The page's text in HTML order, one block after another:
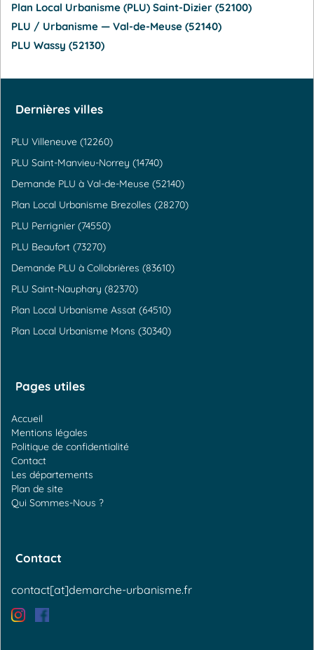
Plan Local Urbanisme (PLU) Saint-Dizier (52100)
PLU / Urbanisme — Val-de-Meuse (52140)
PLU Wassy (52130)
Dernières villes
PLU Villeneuve (12260)
PLU Saint-Manvieu-Norrey (14740)
Demande PLU à Val-de-Meuse (52140)
Plan Local Urbanisme Brezolles (28270)
PLU Perrignier (74550)
PLU Beaufort (73270)
Demande PLU à Collobrières (83610)
PLU Saint-Nauphary (82370)
Plan Local Urbanisme Assat (64510)
Plan Local Urbanisme Mons (30340)
Pages utiles
Accueil
Mentions légales
Politique de confidentialité
Contact
Les départements
Plan de site
Qui Sommes-Nous ?
Contact
contact[at]demarche-urbanisme.fr